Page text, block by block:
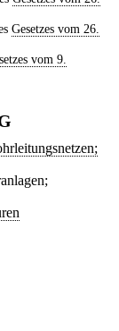
Gesetzes vom 26.
vom 9.